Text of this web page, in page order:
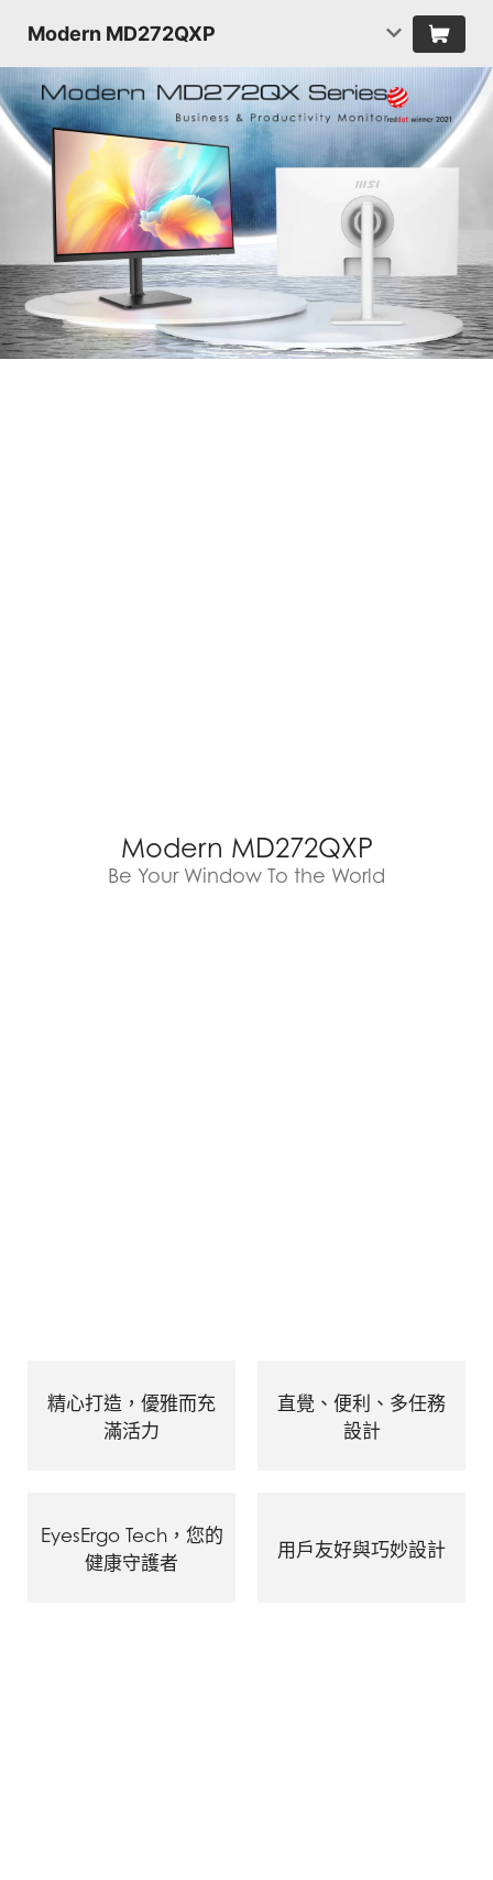
Modern MD272QXP
Modern MD272QXP
Be Your Window To the World
精心打造，優雅而充
滿活力
直覺、便利、多任務
設計
EyesErgo Tech，您的
健康守護者
用戶友好與巧妙設計